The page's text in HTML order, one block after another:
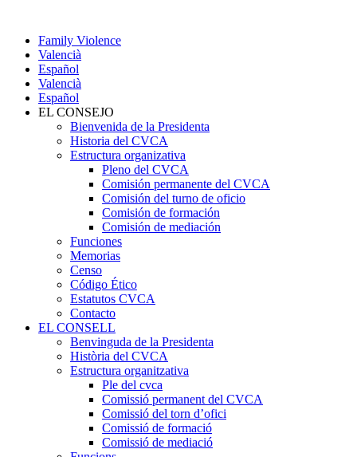
Family Violence
Valencià
Español
Valencià
Español
EL CONSEJO
Bienvenida de la Presidenta
Historia del CVCA
Estructura organizativa
Pleno del CVCA
Comisión permanente del CVCA
Comisión del turno de oficio
Comisión de formación
Comisión de mediación
Funciones
Memorias
Censo
Código Ético
Estatutos CVCA
Contacto
EL CONSELL
Benvinguda de la Presidenta
Història del CVCA
Estructura organitzativa
Ple del cvca
Comissió permanent del CVCA
Comissió del torn d’ofici
Comissió de formació
Comissió de mediació